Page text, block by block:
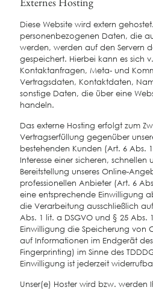
Diese Website wird extern
personenbezogenen Daten, die
werden, werden auf den Servern
gespeichert. Hierbei kann es sich
Kontaktanfragen, Meta- und
Vertragsdaten, Kontaktdaten,
sonstige Daten, die über eine
handeln.
Das externe Hosting erfolgt zum
Vertragserfüllung gegenüber
bestehenden Kunden (Art. 6 Abs.
Interesse einer sicheren, schnellen
Bereitstellung unseres Online-
professionellen Anbieter (Art. 6
eine entsprechende Einwilligung
die Verarbeitung ausschließlich
Abs. 1 lit. a DSGVO und § 25 Abs.
Einwilligung die Speicherung von
auf Informationen im Endgerät
Fingerprinting) im Sinne des
Einwilligung ist jederzeit
Unser(e) Hoster wird bzw. werden